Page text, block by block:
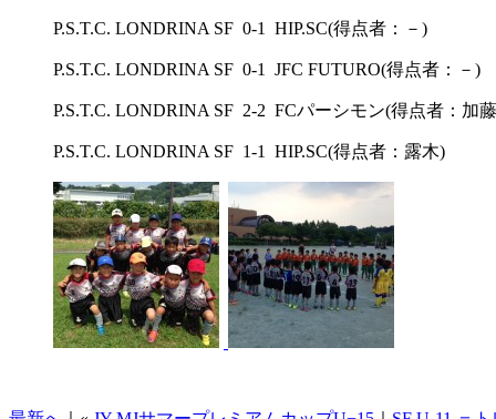
P.S.T.C. LONDRINA SF 0-1 HIP.SC(得点者：－)
P.S.T.C. LONDRINA SF 0-1 JFC FUTURO(得点者：－)
P.S.T.C. LONDRINA SF 2-2 FCパーシモン(得点者：加
P.S.T.C. LONDRINA SF 1-1 HIP.SC(得点者：露木)